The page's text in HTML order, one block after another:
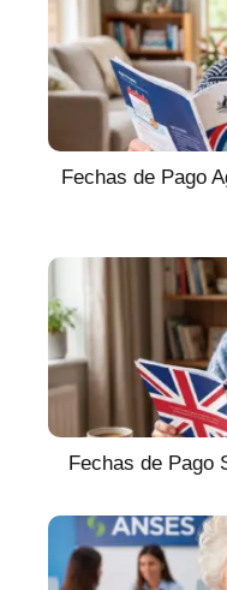
Fechas de Pago
Fechas de Pago